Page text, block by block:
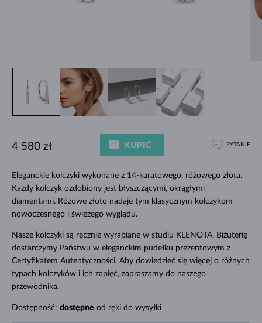
Eleganckie kolczyki wykonane z 14-karatowego, różowego złota.
Każdy kolczyk ozdobiony jest błyszczącymi, okrągłymi
diamentami. Różowe złoto nadaje tym klasycznym kolczykom
nowoczesnego i świeżego wyglądu.
Nasze kolczyki są ręcznie wyrabiane w studiu KLENOTA. Biżuterię
dostarczymy Państwu w eleganckim pudełku prezentowym z
Certyfikatem Autentyczności. Aby dowiedzieć się więcej o różnych
typach kolczyków i ich zapięć, zapraszamy do naszego
przewodnika.
Dostępność: dostępne od ręki do wysyłki
4 580 zł KUPIĆ PYTANIE